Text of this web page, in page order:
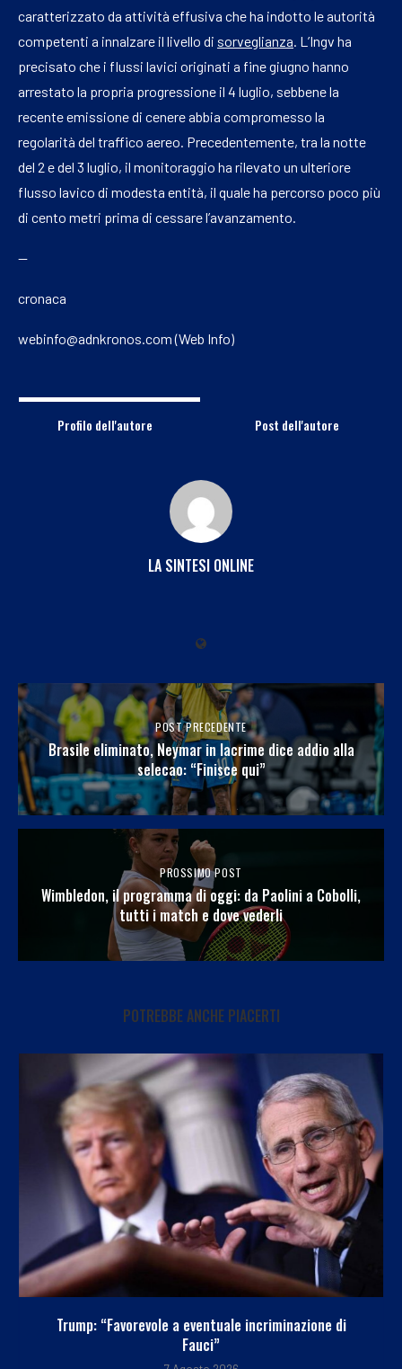
caratterizzato da attività effusiva che ha indotto le autorità
competenti a innalzare il livello di sorveglianza. L’Ingv ha
precisato che i flussi lavici originati a fine giugno hanno
arrestato la propria progressione il 4 luglio, sebbene la
recente emissione di cenere abbia compromesso la
regolarità del traffico aereo. Precedentemente, tra la notte
del 2 e del 3 luglio, il monitoraggio ha rilevato un ulteriore
flusso lavico di modesta entità, il quale ha percorso poco più
di cento metri prima di cessare l’avanzamento.
—
cronaca
webinfo@adnkronos.com (Web Info)
Profilo dell'autore Post dell'autore
LA SINTESI ONLINE
POST PRECEDENTE
Brasile eliminato, Neymar in lacrime dice addio alla
selecao: “Finisce qui”
PROSSIMO POST
Wimbledon, il programma di oggi: da Paolini a Cobolli,
tutti i match e dove vederli
POTREBBE ANCHE PIACERTI
Trump: “Favorevole a eventuale incriminazione di
Fauci”